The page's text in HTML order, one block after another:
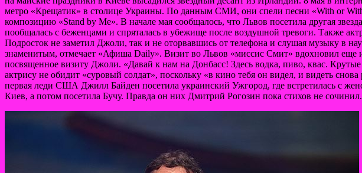
метро «Крещатик» в столице Украины. По данным СМИ, они спели песни «With or
композицию «Stand by Me». В начале мая сообщалось, что Львов посетила другая
пообщалась с беженцами и спряталась в убежище после воздушной тревоги. Также
Подросток не заметил Джоли, так и не оторвавшись от телефона и слушая музыку в
знаменитым, отмечает «Афиша Daily». Визит во Львов «миссис Смит» вдохновил
посвященное визиту Джоли. «Давай к нам на Донбасс! Здесь водка, пиво, квас.
актрису не обидит «суровый солдат», поскольку «в кино тебя он видел, и видеть
первая леди США Джилл Байден посетила украинский Ужгород, где встретилась с
Киев, а потом посетила Бучу. Правда он них Дмитрий Рогозин пока стихов не сочинил.